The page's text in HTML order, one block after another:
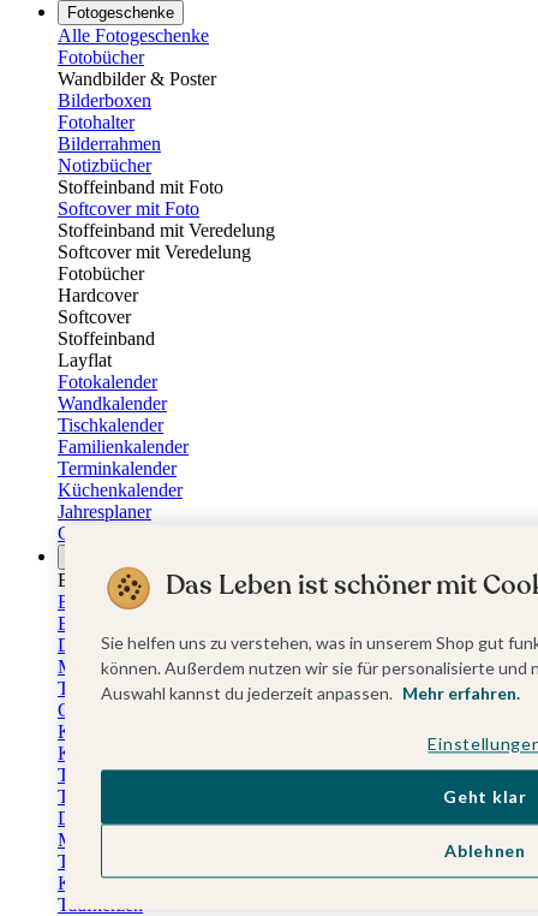
Fotogeschenke
Alle Fotogeschenke
Fotobücher
Wandbilder & Poster
Bilderboxen
Fotohalter
Bilderrahmen
Notizbücher
Stoffeinband mit Foto
Softcover mit Foto
Stoffeinband mit Veredelung
Softcover mit Veredelung
Fotobücher
Hardcover
Softcover
Stoffeinband
Layflat
Fotokalender
Wandkalender
Tischkalender
Familienkalender
Terminkalender
Küchenkalender
Jahresplaner
Geburtstagskalender
Eventplattform
Erstkommunionskarten
Einladungen Erstkommunion
Danksagung Erstkommunion
Menükarten Erstkommunion
Tischkarten Erstkommunion
Gästebuch Erstkommunion
Kerzen Erstkommunion
Kartenbox Erstkommunion
Taufkarten
Taufeinladungen
Dankeskarten Taufe
Menükarten Taufe
Tischkarten Taufe
Kirchenheft Taufe
Taufkerzen
Das Leben ist schöner mit
Sie helfen uns zu verstehen, was in unserem Shop gut
können. Außerdem nutzen wir sie für personalisierte
Auswahl kannst du jederzeit anpassen. Mehr erfahren.
Ablehnen
Geht klar